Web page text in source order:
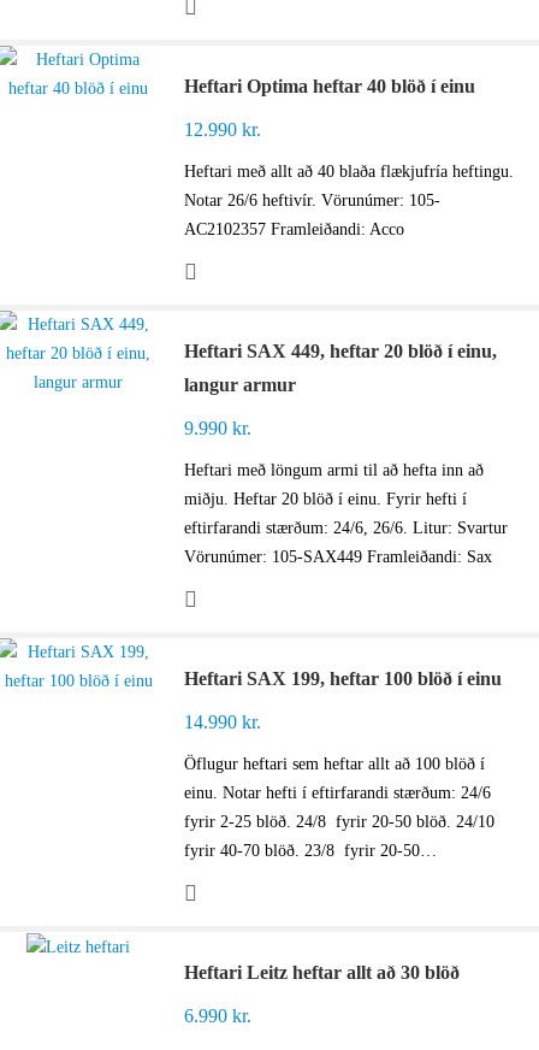
Heftari Optima heftar 40 blöð í einu
12.990kr.
Heftari með allt að 40 blaða flækjufría heftingu.
Notar 26/6 heftivír. Vörunúmer: 105-
AC2102357 Framleiðandi: Acco
Heftari SAX 449, heftar 20 blöð í einu,
langur armur
9.990kr.
Heftari með löngum armi til að hefta inn að
miðju. Heftar 20 blöð í einu. Fyrir hefti í
eftirfarandi stærðum: 24/6, 26/6. Litur: Svartur
Vörunúmer: 105-SAX449 Framleiðandi: Sax
Heftari SAX 199, heftar 100 blöð í einu
14.990kr.
Öflugur heftari sem heftar allt að 100 blöð í
einu. Notar hefti í eftirfarandi stærðum: 24/6
fyrir 2-25 blöð. 24/8 fyrir 20-50 blöð. 24/10
fyrir 40-70 blöð. 23/8 fyrir 20-50…
Heftari Leitz heftar allt að 30 blöð
6.990kr.